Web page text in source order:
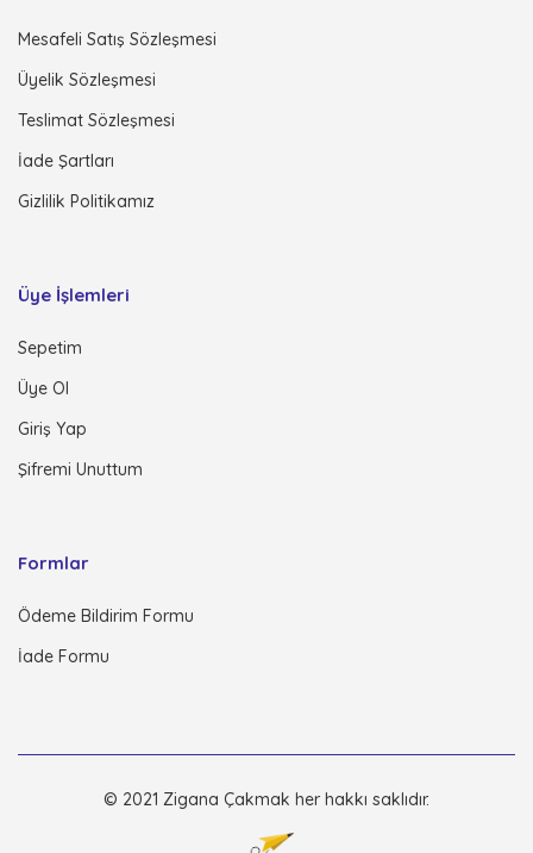
Mesafeli Satış Sözleşmesi
Üyelik Sözleşmesi
Teslimat Sözleşmesi
İade Şartları
Gizlilik Politikamız
Üye İşlemleri
Sepetim
Üye Ol
Giriş Yap
Şifremi Unuttum
Formlar
Ödeme Bildirim Formu
İade Formu
© 2021 Zigana Çakmak her hakkı saklıdır.